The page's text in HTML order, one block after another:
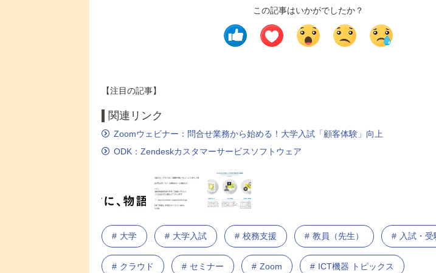
この記事はいかがでしたか？
【注目の記事】
関連リンク
Zoomウェビナー：問合せ業務から始める！大学入試「顧客体験」向上
ODK：Zendeskカスタマーサービスソフトウェア
大学 大学入試 校務支援 教員（先生） 入試・受
クラウド セミナー Zoom ICT機器 トピックス